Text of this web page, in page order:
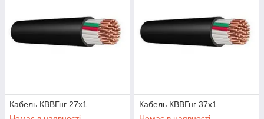
Кабель КВВГнг 27х1
Кабель КВВГнг 37х1